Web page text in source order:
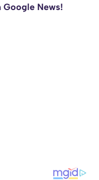
Google News!